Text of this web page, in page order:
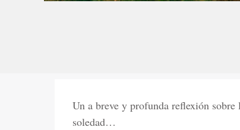
Un a breve y profunda reflexión
soledad…